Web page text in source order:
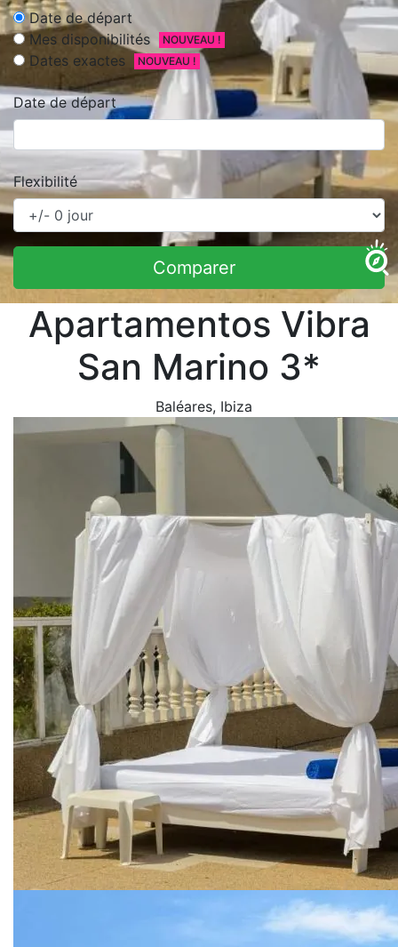
Date de départ
Mes disponibilités
NOUVEAU !
Dates exactes NOUVEAU !
Date de départ
Flexibilité
Comparer
Apartamentos Vibra
San Marino 3*
Baléares, Ibiza